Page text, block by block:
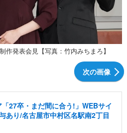
作発表会見【写真：竹内みちまろ】
次の画像
27卒・まだ間に合う!」WEBサイ
あり/名古屋市中村区名駅南2丁目